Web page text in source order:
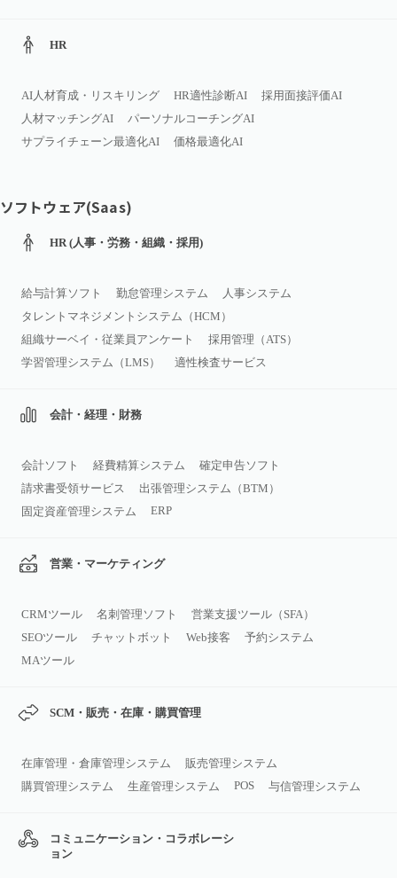
HR
AI人材育成・リスキリング HR適性診断AI
採用面接評価AI
人材マッチングAI
パーソナルコーチングAI
サプライチェーン最適化AI
価格最適化AI
ソフトウェア(Saas)
HR (人事・労務・組織・採用)
給与計算ソフト 勤怠管理システム
人事システム
タレントマネジメントシステム（HCM）
組織サーベイ・従業員アンケート
採用管理（ATS）
学習管理システム（LMS）
適性検査サービス
会計・経理・財務
会計ソフト 経費精算システム
確定申告ソフト
請求書受領サービス
出張管理システム（BTM）
固定資産管理システム
ERP
営業・マーケティング
CRMツール 名刺管理ソフト
営業支援ツール（SFA）
SEOツール
チャットボット Web接客
予約システム
MAツール
SCM・販売・在庫・購買管理
在庫管理・倉庫管理システム
販売管理システム
購買管理システム
生産管理システム POS 与信管理システム
コミュニケーション・コラボレーシ
ョン